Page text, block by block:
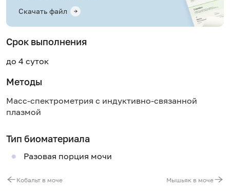
Скачать файл
Срок выполнения
до 4 суток
Методы
Масс-спектрометрия с индуктивно-связанной
плазмой
Тип биоматериала
Разовая порция мочи
Кобальт в моче Мышьяк в моче